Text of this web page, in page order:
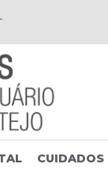
CUIDADOS